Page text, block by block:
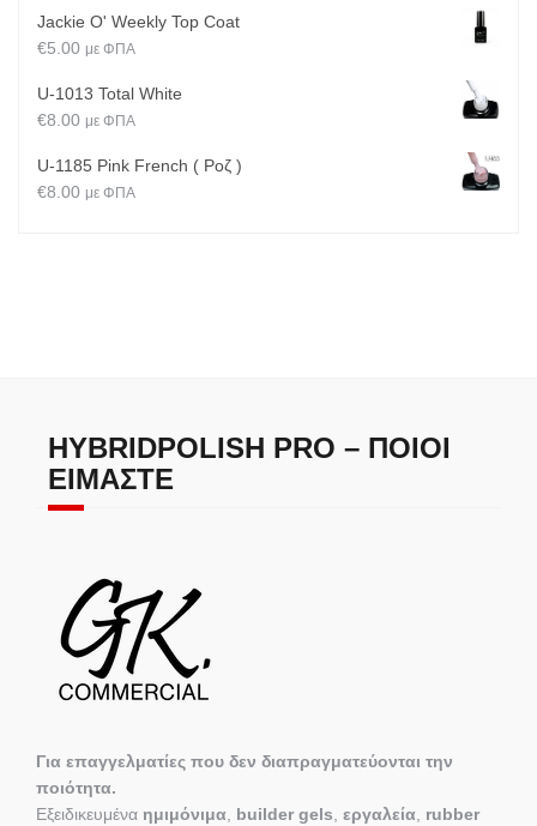
Jackie O' Weekly Top Coat
€5.00 με ΦΠΑ
U-1013 Total White
€8.00 με ΦΠΑ
U-1185 Pink French ( Ροζ )
€8.00 με ΦΠΑ
HYBRIDPOLISH PRO – ΠΟΙΟΙ
ΕΊΜΑΣΤΕ
Για επαγγελματίες που δεν διαπραγματεύονται την
ποιότητα.
Εξειδικευμένα ημιμόνιμα builder gels εργαλεία rubber